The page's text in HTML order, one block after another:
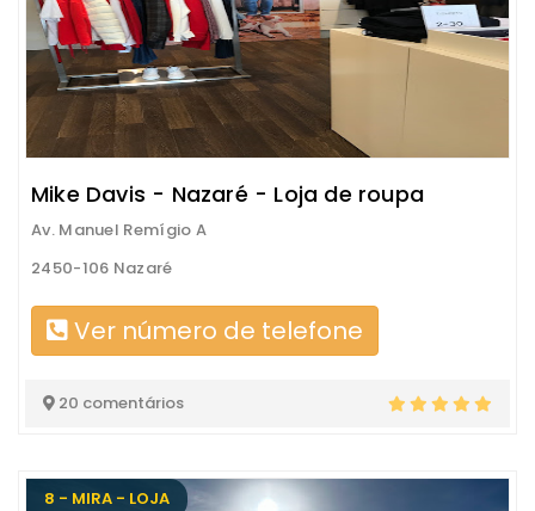
Mike Davis - Nazaré - Loja de roupa
Av. Manuel Remígio A
2450-106 Nazaré
Ver número de telefone
20 comentários
8 - MIRA - LOJA